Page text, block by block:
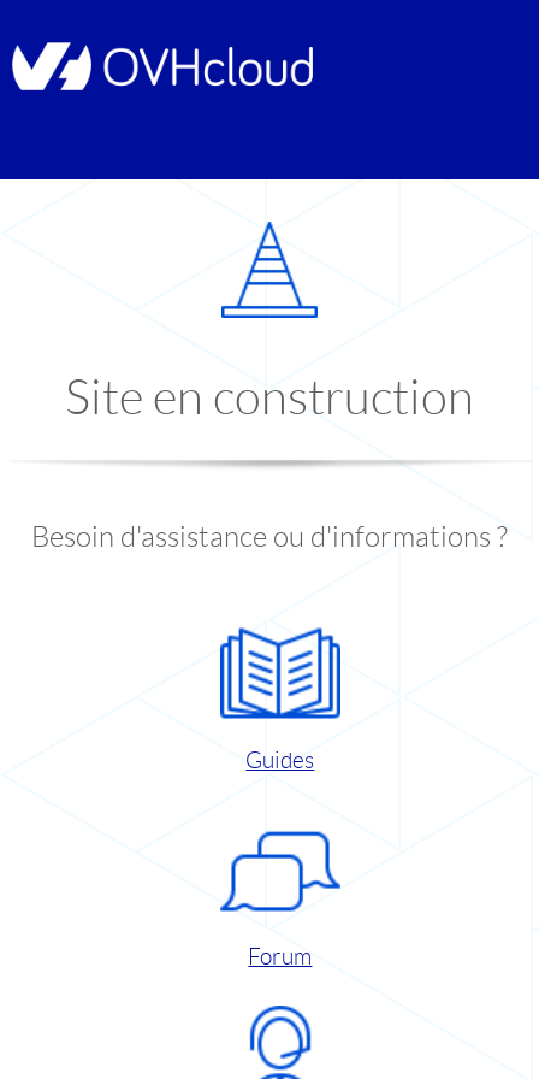
Site en construction
Besoin d'assistance ou d'informations ?
Guides
Forum